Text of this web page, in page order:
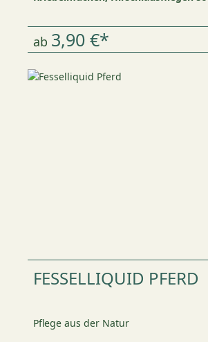
ab 3,90 €*
FESSELLIQUID PFERD
Pflege aus der Natur